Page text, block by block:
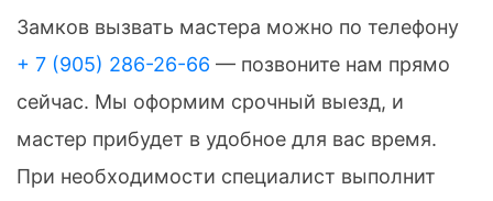
Замков вызвать мастера можно по телефону
+ 7 (905) 286-26-66 — позвоните нам прямо
сейчас. Мы оформим срочный выезд, и
мастер прибудет в удобное для вас время.
При необходимости специалист выполнит